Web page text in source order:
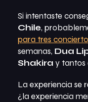
Si intentaste
Chile,
para tres
semanas, Dua
Shakira y tantos
La experiencia se
¿la experiencia